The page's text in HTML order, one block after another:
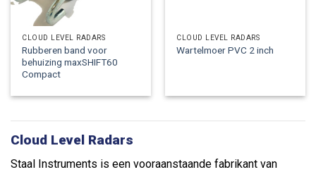
CLOUD LEVEL RADARS
Rubberen band voor
behuizing maxSHIFT60
Compact
CLOUD LEVEL RADARS
Wartelmoer PVC 2 inch
Cloud Level Radars
Staal Instruments is een vooraanstaande fabrikant van